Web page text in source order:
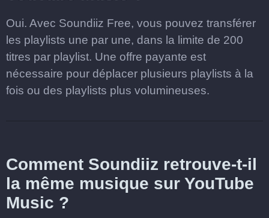
Oui. Avec Soundiiz Free, vous pouvez transférer
les playlists une par une, dans la limite de 200
titres par playlist. Une offre payante est
nécessaire pour déplacer plusieurs playlists à la
fois ou des playlists plus volumineuses.
Comment Soundiiz retrouve-t-il
la même musique sur YouTube
Music ?